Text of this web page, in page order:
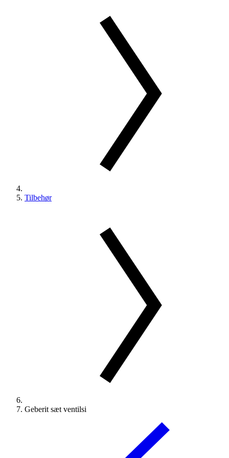
Tilbehør
Geberit sæt ventilsi